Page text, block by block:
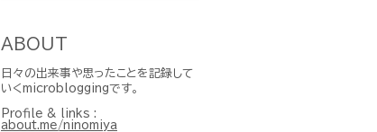
ABOUT
日々の出来事や思ったことを記録して
いくmicrobloggingです。
Profile & links :
about.me/ninomiya